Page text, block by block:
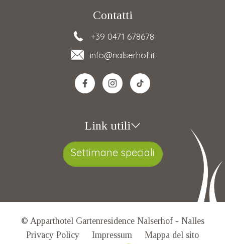
Contatti
+39 0471 678678
info@nalserhof.it
Link utili
Settimane speciali
© Apparthotel Gartenresidence Nalserhof - Nalles
Privacy Policy
Impressum Mappa del sito